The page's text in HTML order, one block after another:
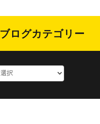
ブログカテゴリー